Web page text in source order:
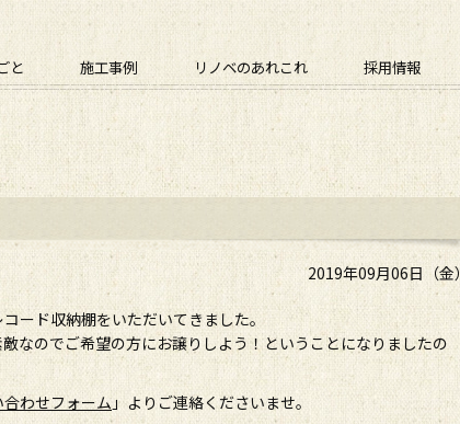
と 施工事例 リノベのあれこれ 採用情報
2019年09月06日（金）
ード収納棚をいただいてきました。
なのでご希望の方にお譲りしよう！ということになりましたの
わせフォーム 」よりご連絡くださいませ。